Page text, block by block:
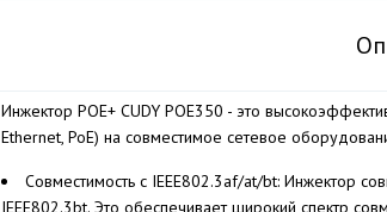
Инжектор POE+ CUDY POE350 - это
Ethernet, PoE) на совместимое сетевое
Совместимость с IEEE802.3af/at/bt: Инжектор
IEEE802.3bt. Это обеспечивает широкий спектр